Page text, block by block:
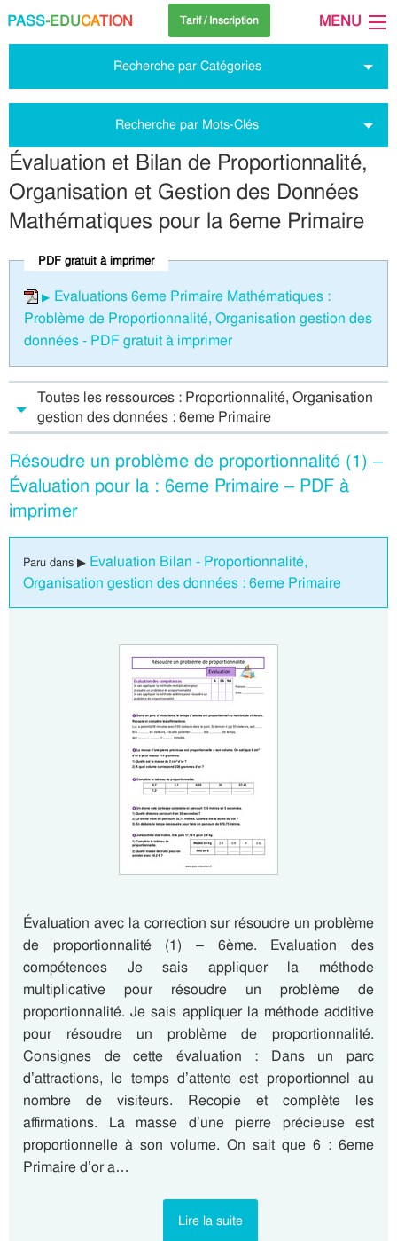
PASS-EDUCATION Tarif / Inscription MENU
Recherche par Catégories
Recherche par Mots-Clés
Évaluation et Bilan de Proportionnalité,
Organisation et Gestion des Données
Mathématiques pour la 6eme Primaire
PDF gratuit à imprimer
Evaluations 6eme Primaire Mathématiques :
Problème de Proportionnalité, Organisation gestion des
données - PDF gratuit à imprimer
Toutes les ressources : Proportionnalité, Organisation
gestion des données : 6eme Primaire
Résoudre un problème de proportionnalité (1) –
Évaluation pour la : 6eme Primaire – PDF à
imprimer
Paru dans ▶ Evaluation Bilan - Proportionnalité,
Organisation gestion des données : 6eme Primaire
Évaluation avec la correction sur résoudre un problème
de proportionnalité (1) – 6ème. Evaluation des
compétences Je sais appliquer la méthode
multiplicative pour résoudre un problème de
proportionnalité. Je sais appliquer la méthode additive
pour résoudre un problème de proportionnalité.
Consignes de cette évaluation : Dans un parc
d’attractions, le temps d’attente est proportionnel au
nombre de visiteurs. Recopie et complète les
affirmations. La masse d’une pierre précieuse est
proportionnelle à son volume. On sait que 6 : 6eme
Primaire d’or a…
Lire la suite